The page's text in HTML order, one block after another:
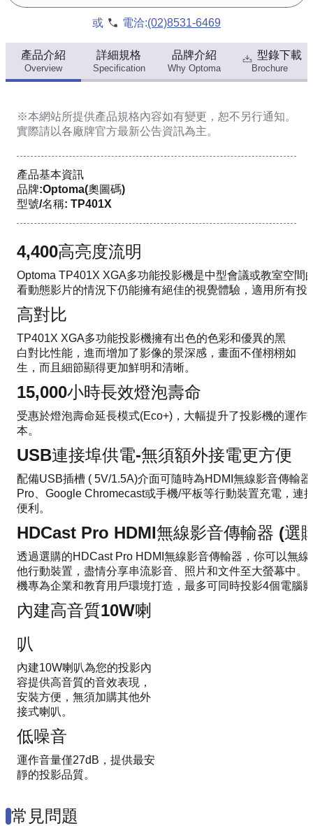
或 電洽:(02)8531-6469
產品介紹
Overview
詳細規格
Specification
品牌介紹
Why Optoma
型錄下載
Brochure
※本網站所提供產品規格內容如有變更，恕不另行通知。
實際請以各廠牌官方最新公告資訊為主。
產品基本資訊
品牌:Optoma(奧圖碼)
型號/名稱: TP401X
4,400高亮度流明
Optoma TP401X XGA多功能投影機是中型會議或教室空間
看動態影片的情況下仍能擁有絕佳的視覺體驗，適用所有投
高對比
TP401X XGA多功能投影機擁有出色的色彩和優異的黑
白對比性能，進而增加了影像的景深感，畫面不僅栩栩如
生，而且細節顯得更加鮮明和清晰。
15,000小時長效燈泡壽命
受惠於燈泡壽命延長模式(Eco+)，大幅提升了投影機的運作
本。
USB連接埠供電-無須額外接電更方便
配備USB插槽 ( 5V/1.5A)介面可隨時為HDMI無線影音傳輸
Pro、Google Chromecast或手機/平板等行動裝置充電，連
便利。
HDCast Pro HDMI無線影音傳輸器 (選
透過選購的HDCast Pro HDMI無線影音傳輸器，你可以無
他行動裝置，盡情分享串流影音、照片和文件至大螢幕中。
機專為企業和教育用戶環境打造，最多可同時投影4個電腦
內建高音質10W喇
叭
內建10W喇叭為您的投影內
容提供高音質的音效表現，
安裝方便，無須加購其他外
接式喇叭。
低噪音
運作音量僅27dB，提供最安
靜的投影品質。
常見問題